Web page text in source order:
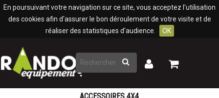
En poursuivant votre navigation sur ce site, vous acceptez l'utilisation
des cookies afin d'assurer le bon déroulement de votre visite et de
réaliser des statistiques d'audience.
OK
Rechercher
Mon
Mon
Panneau de gestion des cookies